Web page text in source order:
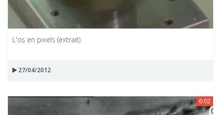
L'os en pixels (extrait)
27/04/2012
6:02